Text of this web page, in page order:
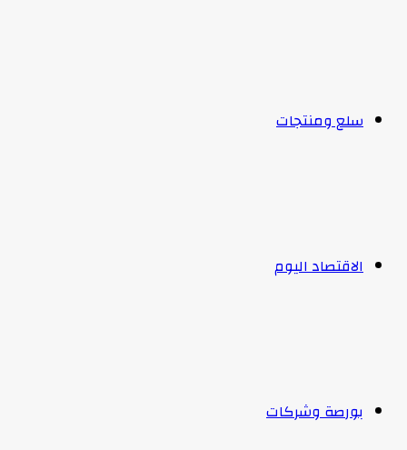
سلع ومنتجات
الاقتصاد اليوم
بورصة وشركات